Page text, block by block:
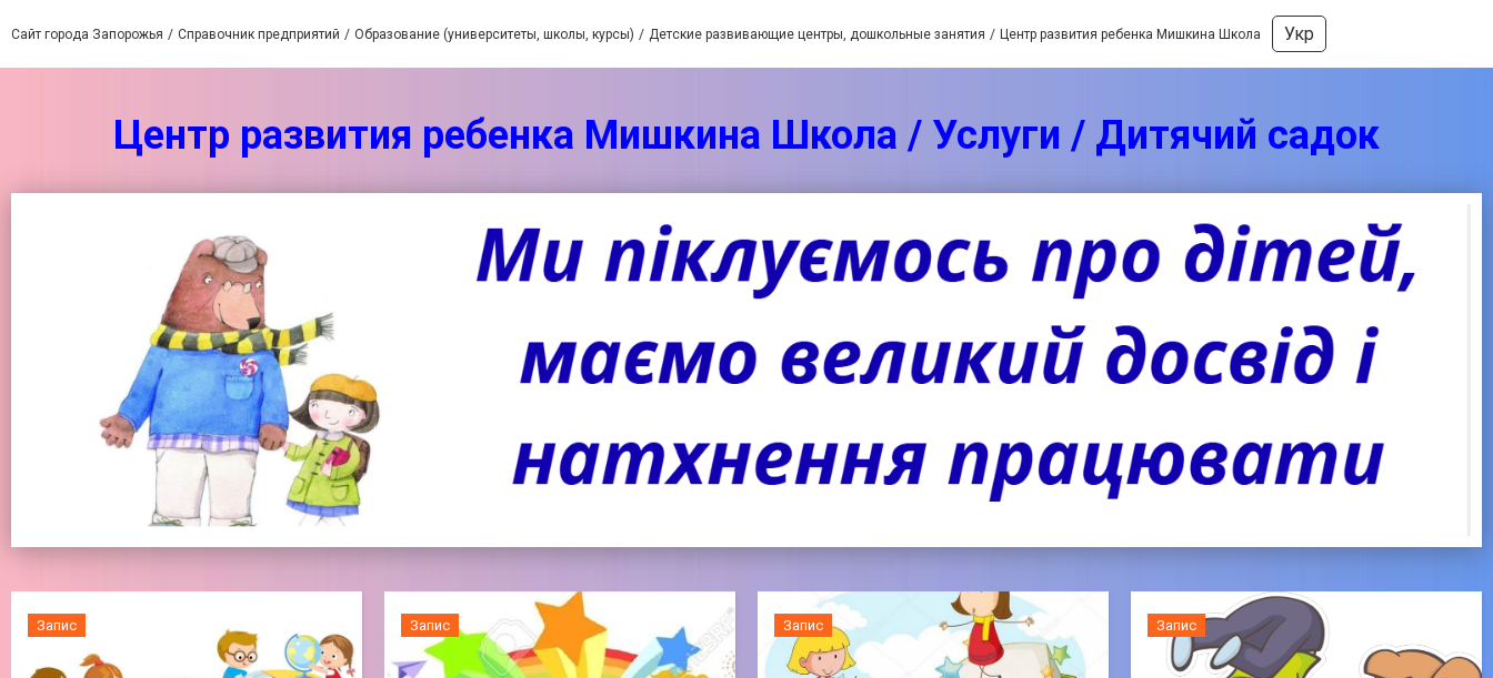
Сайт города Запорожья Справочник предприятий Образование (университеты, школы, курсы) Детские развивающие центры, дошкольные занятия Центр развития ребенка Мишкина Школа Укр
Центр развития ребенка Мишкина Школа / Услуги / Дитячий садок
Запис Запис Запис Запис